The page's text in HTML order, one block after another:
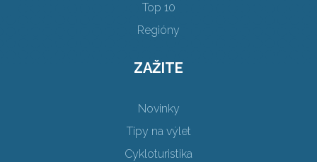
Top 10
Regióny
ZAŽITE
Novinky
Tipy na výlet
Cykloturistika